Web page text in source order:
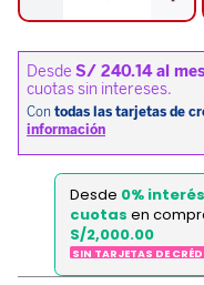
Desde 0% interés
cuotas en
S/2,000.00
SIN TARJETAS DE